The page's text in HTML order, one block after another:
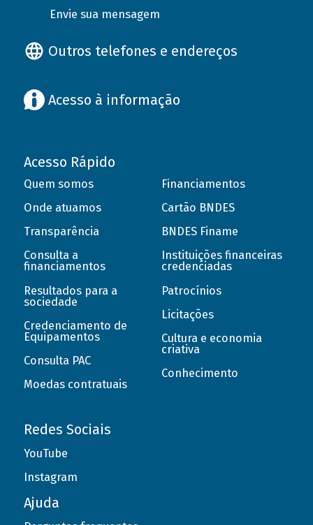
Envie sua mensagem
Outros telefones e endereços
Acesso à informação
Acesso Rápido
Quem somos
Onde atuamos
Transparência
Consulta a
financiamentos
Resultados para a
sociedade
Credenciamento de
Equipamentos
Consulta PAC
Moedas contratuais
Financiamentos
Cartão BNDES
BNDES Finame
Instituições financeiras
credenciadas
Patrocínios
Licitações
Cultura e economia
criativa
Conhecimento
Redes Sociais
YouTube
Instagram
Ajuda